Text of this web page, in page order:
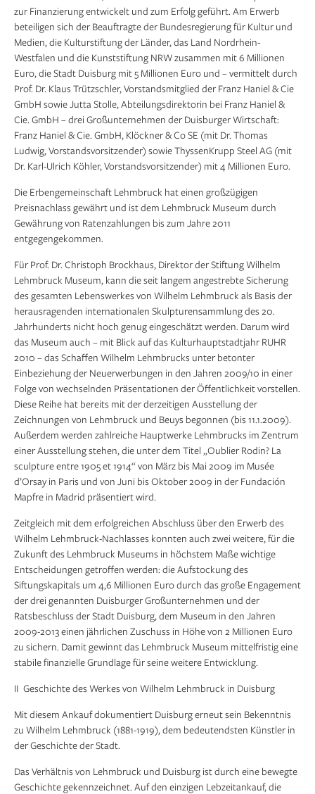
zur Finanzierung entwickelt und zum Erfolg geführt. Am Erwerb
beteiligen sich der Beauftragte der Bundesregierung für Kultur und
Medien, die Kulturstiftung der Länder, das Land Nordrhein-
Westfalen und die Kunststiftung NRW zusammen mit 6 Millionen
Euro, die Stadt Duisburg mit 5 Millionen Euro und – vermittelt durch
Prof. Dr. Klaus Trützschler, Vorstandsmitglied der Franz Haniel & Cie
GmbH sowie Jutta Stolle, Abteilungsdirektorin bei Franz Haniel &
Cie. GmbH – drei Großunternehmen der Duisburger Wirtschaft:
Franz Haniel & Cie. GmbH, Klöckner & Co SE (mit Dr. Thomas
Ludwig, Vorstandsvorsitzender) sowie ThyssenKrupp Steel AG (mit
Dr. Karl-Ulrich Köhler, Vorstandsvorsitzender) mit 4 Millionen Euro.
Die Erbengemeinschaft Lehmbruck hat einen großzügigen
Preisnachlass gewährt und ist dem Lehmbruck Museum durch
Gewährung von Ratenzahlungen bis zum Jahre 2011
entgegengekommen.
Für Prof. Dr. Christoph Brockhaus, Direktor der Stiftung Wilhelm
Lehmbruck Museum, kann die seit langem angestrebte Sicherung
des gesamten Lebenswerkes von Wilhelm Lehmbruck als Basis der
herausragenden internationalen Skulpturensammlung des 20.
Jahrhunderts nicht hoch genug eingeschätzt werden. Darum wird
das Museum auch – mit Blick auf das Kulturhauptstadtjahr RUHR
2010 – das Schaffen Wilhelm Lehmbrucks unter betonter
Einbeziehung der Neuerwerbungen in den Jahren 2009/10 in einer
Folge von wechselnden Präsentationen der Öffentlichkeit vorstellen.
Diese Reihe hat bereits mit der derzeitigen Ausstellung der
Zeichnungen von Lehmbruck und Beuys begonnen (bis 11.1.2009).
Außerdem werden zahlreiche Hauptwerke Lehmbrucks im Zentrum
einer Ausstellung stehen, die unter dem Titel „Oublier Rodin? La
sculpture entre 1905 et 1914“ von März bis Mai 2009 im Musée
d’Orsay in Paris und von Juni bis Oktober 2009 in der Fundación
Mapfre in Madrid präsentiert wird.
Zeitgleich mit dem erfolgreichen Abschluss über den Erwerb des
Wilhelm Lehmbruck-Nachlasses konnten auch zwei weitere, für die
Zukunft des Lehmbruck Museums in höchstem Maße wichtige
Entscheidungen getroffen werden: die Aufstockung des
Siftungskapitals um 4,6 Millionen Euro durch das große Engagement
der drei genannten Duisburger Großunternehmen und der
Ratsbeschluss der Stadt Duisburg, dem Museum in den Jahren
2009-2013 einen jährlichen Zuschuss in Höhe von 2 Millionen Euro
zu sichern. Damit gewinnt das Lehmbruck Museum mittelfristig eine
stabile finanzielle Grundlage für seine weitere Entwicklung.
II Geschichte des Werkes von Wilhelm Lehmbruck in Duisburg
Mit diesem Ankauf dokumentiert Duisburg erneut sein Bekenntnis
zu Wilhelm Lehmbruck (1881-1919), dem bedeutendsten Künstler in
der Geschichte der Stadt.
Das Verhältnis von Lehmbruck und Duisburg ist durch eine bewegte
Geschichte gekennzeichnet. Auf den einzigen Lebzeitankauf, die